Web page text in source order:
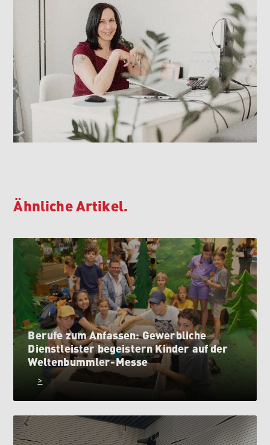
Ähnliche Artikel.
Berufe zum Anfassen: Gewerbliche
Dienstleister begeistern Kinder auf der
Weltenbummler-Messe
>